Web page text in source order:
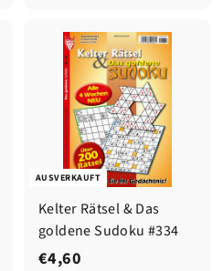
,
9
9
AUSVERKAUFT
Kelter Rätsel & Das
goldene Sudoku #334
€4,60